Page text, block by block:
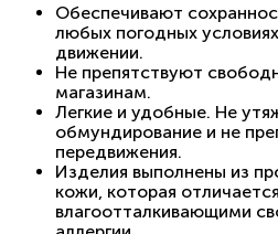
Обеспечивают
любых погодных
движении.
Не препятствуют
магазинам.
Легкие и удобные. Не
обмундирование и не
передвижения.
Изделия выполнены из
кожи, которая
влагоотталкивающими